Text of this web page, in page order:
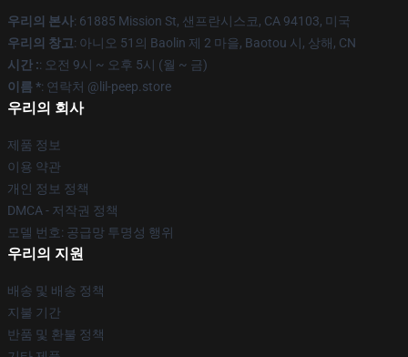
우리의 본사: 61885 Mission St, 샌프란시스코, CA 94103, 미국
우리의 창고: 아니오 51의 Baolin 제 2 마을, Baotou 시, 상해, CN
시간 :: 오전 9시 ~ 오후 5시 (월 ~ 금)
이름 *: 연락처 @lil-peep.store
우리의 회사
제품 정보
이용 약관
개인 정보 정책
DMCA - 저작권 정책
모델 번호: 공급망 투명성 행위
우리의 지원
배송 및 배송 정책
지불 기간
반품 및 환불 정책